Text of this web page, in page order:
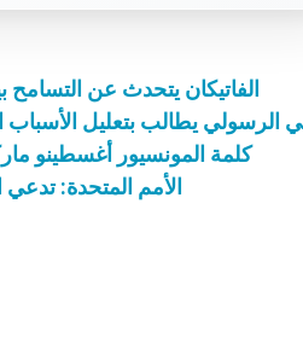
الفاتيكان يتحدث عن التسامح
الرسولي يطالب بتعليل الأسباب
كلمة المونسيور أغسطينو
الأمم المتحدة: